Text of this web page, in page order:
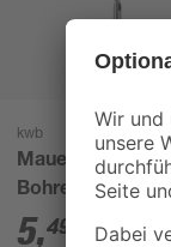
kwb
Bohrer 'Profi' Ø 6
200 mm
5,49